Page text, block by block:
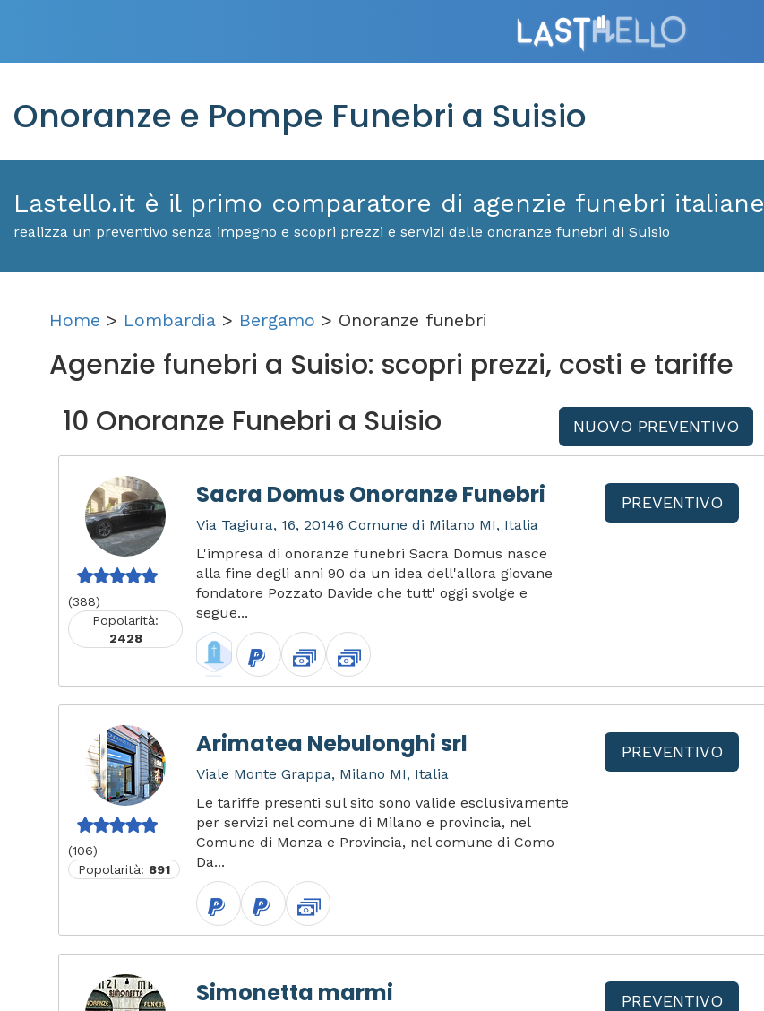
Onoranze e Pompe Funebri a Suisio
Lastello.it è il primo comparatore di agenzie funebri italiane
realizza un preventivo senza impegno e scopri prezzi e servizi delle onoranze funebri di Suisio
Home > Lombardia > Bergamo > Onoranze funebri
Agenzie funebri a Suisio: scopri prezzi, costi e tariffe
10 Onoranze Funebri a Suisio
NUOVO PREVENTIVO
(388)
Popolarità:
2428
Sacra Domus Onoranze Funebri
Via Tagiura, 16, 20146 Comune di Milano MI, Italia
L'impresa di onoranze funebri Sacra Domus nasce
alla fine degli anni 90 da un idea dell'allora giovane
fondatore Pozzato Davide che tutt' oggi svolge e
segue...
PREVENTIVO
(106)
Popolarità: 891
Arimatea Nebulonghi srl
Viale Monte Grappa, Milano MI, Italia
Le tariffe presenti sul sito sono valide esclusivamente
per servizi nel comune di Milano e provincia, nel
Comune di Monza e Provincia, nel comune di Como
Da...
PREVENTIVO
Simonetta marmi PREVENTIVO